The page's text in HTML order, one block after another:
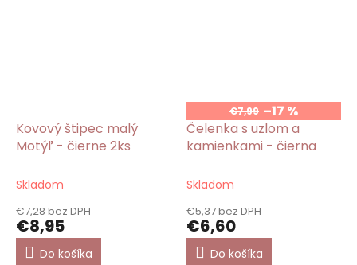
Kovový štipec malý
Motýľ - čierne 2ks
Skladom
€7,28 bez DPH
€8,95
Do košíka
€7,99 –17 %
Čelenka s uzlom a
kamienkami - čierna
Skladom
€5,37 bez DPH
€6,60
Do košíka